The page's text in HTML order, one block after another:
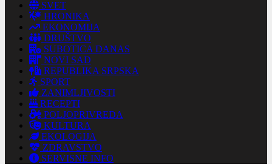
SVET
HRONIKA
EKONOMIJA
DRUŠTVO
SUBOTICA DANAS
NOVI SAD
REPUBLIKA SRPSKA
SPORT
ZANIMLJIVOSTI
RECEPTI
POLJOPRIVREDA
KULTURA
EKOLOGIJA
ZDRAVSTVO
SERVISNE INFO